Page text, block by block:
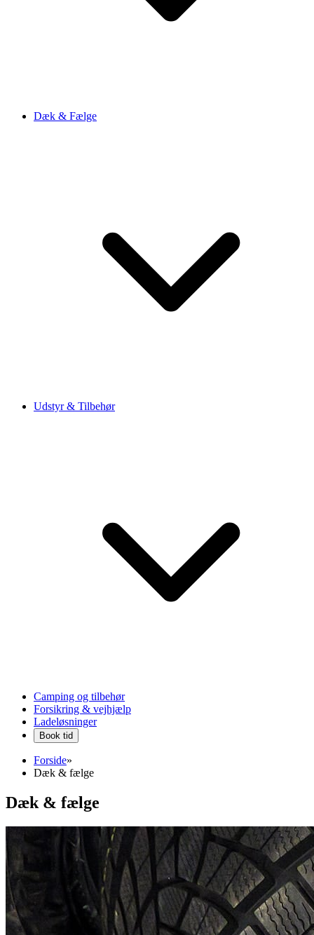
Dæk & Fælge
Udstyr & Tilbehør
Camping og tilbehør
Forsikring & vejhjælp
Ladeløsninger
Book tid
Forside»
Dæk & fælge
Dæk & fælge